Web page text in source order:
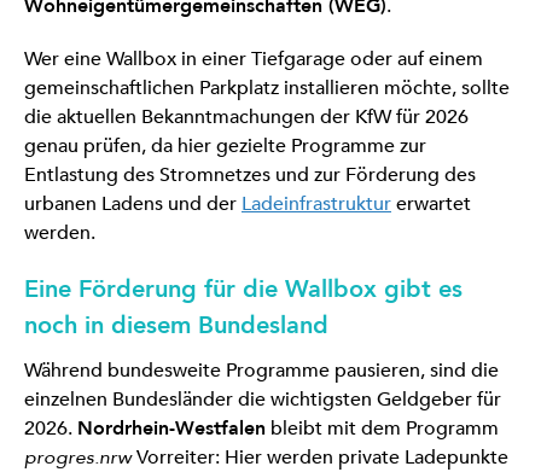
Wohneigentümergemeinschaften (WEG).
Wer eine Wallbox in einer Tiefgarage oder auf einem
gemeinschaftlichen Parkplatz installieren möchte, sollte
die aktuellen Bekanntmachungen der KfW für 2026
genau prüfen, da hier gezielte Programme zur
Entlastung des Stromnetzes und zur Förderung des
urbanen Ladens und der Ladeinfrastrukturerwartet
werden.
Eine Förderung für die Wallbox gibt es
noch in diesem Bundesland
Während bundesweite Programme pausieren, sind die
einzelnen Bundesländer die wichtigsten Geldgeber für
2026. Nordrhein-Westfalen bleibt mit dem Programm
progres.nrwVorreiter: Hier werden private Ladepunkte